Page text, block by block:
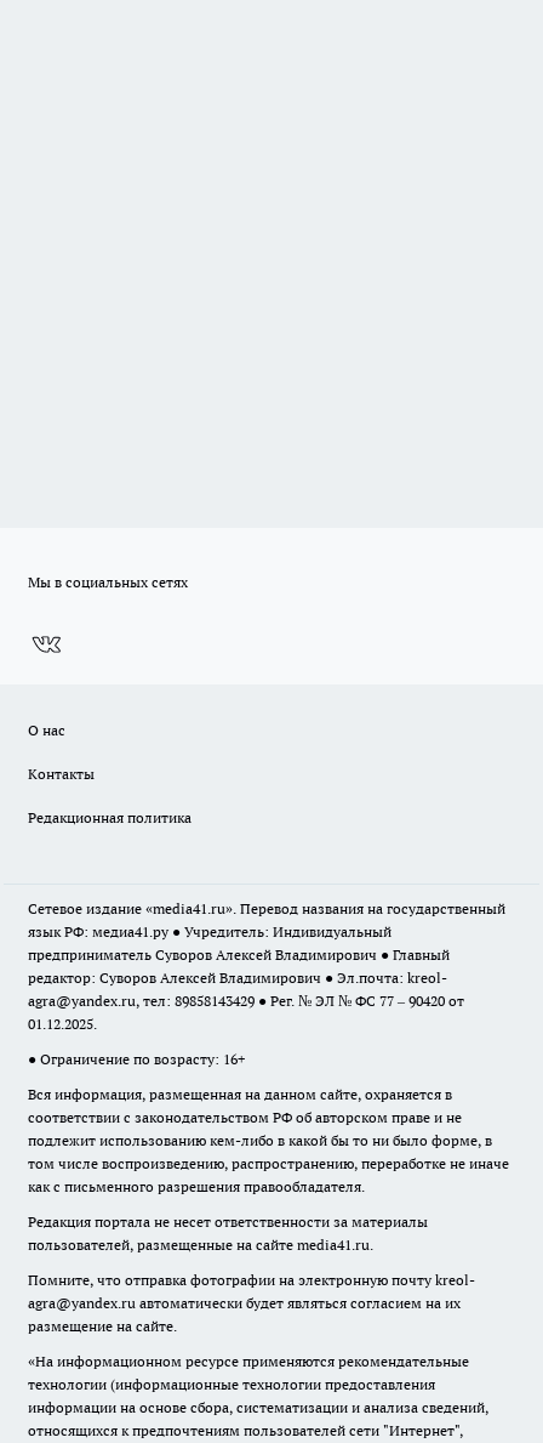
Мы в социальных сетях
О нас
Контакты
Редакционная политика
Сетевое издание «media41.ru». Перевод названия на государственный
язык РФ: медиа41.ру ● Учредитель: Индивидуальный
предприниматель Суворов Алексей Владимирович ● Главный
редактор: Суворов Алексей Владимирович ● Эл.почта: kreol-
agra@yandex.ru, тел: 89858143429 ● Рег. № ЭЛ № ФС 77 – 90420 от
01.12.2025.
● Ограничение по возрасту: 16+
Вся информация, размещенная на данном сайте, охраняется в
соответствии с законодательством РФ об авторском праве и не
подлежит использованию кем-либо в какой бы то ни было форме, в
том числе воспроизведению, распространению, переработке не иначе
как с письменного разрешения правообладателя.
Редакция портала не несет ответственности за материалы
пользователей, размещенные на сайте media41.ru.
Помните, что отправка фотографии на электронную почту kreol-
agra@yandex.ru автоматически будет являться согласием на их
размещение на сайте.
«На информационном ресурсе применяются рекомендательные
технологии (информационные технологии предоставления
информации на основе сбора, систематизации и анализа сведений,
относящихся к предпочтениям пользователей сети "Интернет",